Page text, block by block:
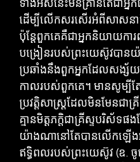
ដើម្បីលើកសរសើរអំពីសាសនា
ប៉ុន្តែពួកគេគឺជាអ្នកនិយាយការ
បង្រៀនរបស់ព្រះយេស៊ូវបានយ៉
ប្រឆាំងនឹងពួកអ្នកដែលសង្
កាលរបស់ពួកគេ។ មានសូម្បីត
ប្រវត្តិសាស្ត្រដែលមិនមែនជា
គ្មានមិត្តភក្តិជាគ្រីស្ទបរិស័ទផ
យ៉ាងណានៅតែបានលើកឡើ
ឥទ្ធិពលរបស់ព្រះយេស៊ូវ (ឧ.